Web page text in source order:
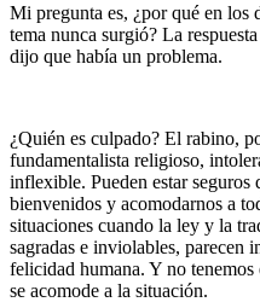
Mi pregunta es, ¿por qué en los
tema nunca surgió? La
dijo que había un problema.
¿Quién es culpado? El rabino,
fundamentalista religioso,
inflexible. Pueden estar seguros
bienvenidos y acomodarnos a
situaciones cuando la ley y la
sagradas e inviolables, parecen
felicidad humana. Y no
se acomode a la situación.